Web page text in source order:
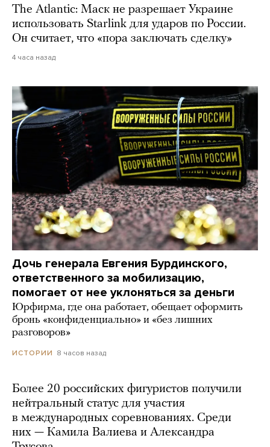
The Atlantic: Маск не разрешает Украине
использовать Starlink для ударов по России.
Он считает, что «пора заключать сделку»
4 часа назад
Дочь генерала Евгения Бурдинского,
ответственного за мобилизацию,
помогает от нее уклоняться за деньги
Юрфирма, где она работает, обещает оформить
бронь «конфиденциально» и «без лишних
разговоров»
ИСТОРИИ 8 часов назад
Более 20 российских фигуристов получили
нейтральный статус для участия
в международных соревнованиях. Среди
них — Камила Валиева и Александра